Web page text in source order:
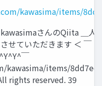
kawasima/items/
さんのQiita ＿⼈
せていただきます ＜ ￣
￣
items/
rights reserved. 39